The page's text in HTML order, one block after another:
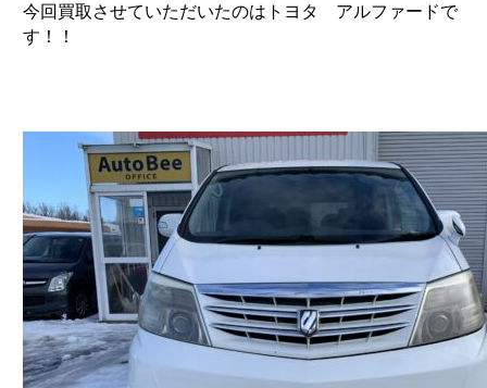
今回買取させていただいたのはトヨタ アルファードで
す！！